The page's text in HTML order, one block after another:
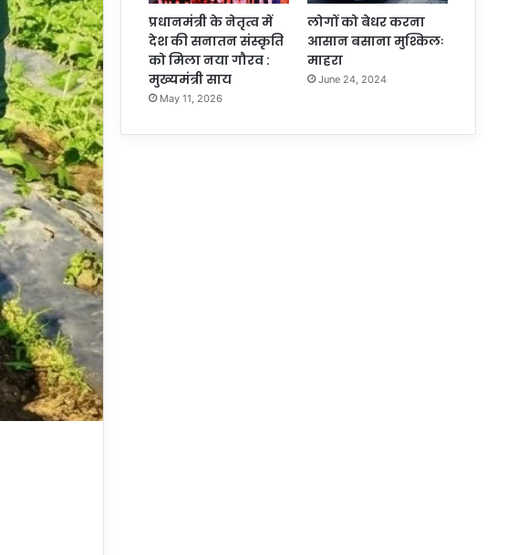
प्रधानमंत्री के नेतृत्व में
देश की सनातन संस्कृति
को मिला नया गौरव :
मुख्यमंत्री साय
May 11, 2026
लोगों को बेधर करना
आसान बसाना मुश्किलः
माहरा
June 24, 2024